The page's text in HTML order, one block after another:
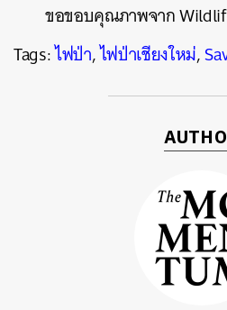
ขอขอบคุณภาพจาก
Tags:ไฟป่า,ไฟป่าเชียงใหม่,